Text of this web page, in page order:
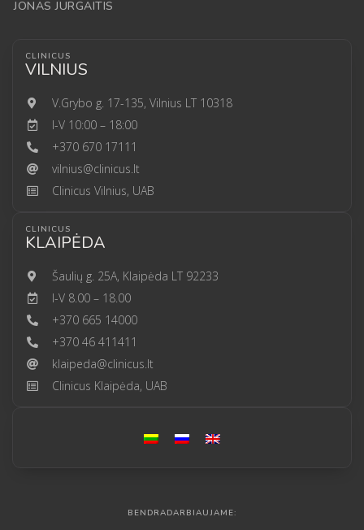
JONAS JURGAITIS
CLINICUS
VILNIUS
V.Grybo g. 17-135, Vilnius LT 10318
I-V 10:00 – 18:00
+370 670 17111
vilnius@clinicus.lt
Clinicus Vilnius, UAB
CLINICUS
KLAIPĖDA
Šaulių g. 25A, Klaipėda LT 92233
I-V 8.00 – 18.00
+370 665 14000
+370 46 411411
klaipeda@clinicus.lt
Clinicus Klaipėda, UAB
BENDRADARBIAUJAME: